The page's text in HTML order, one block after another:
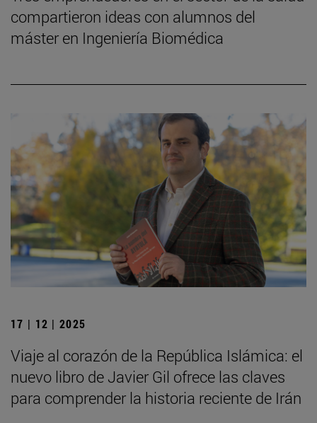
compartieron ideas con alumnos del
máster en Ingeniería Biomédica
17 | 12 | 2025
Viaje al corazón de la República Islámica: el
nuevo libro de Javier Gil ofrece las claves
para comprender la historia reciente de Irán